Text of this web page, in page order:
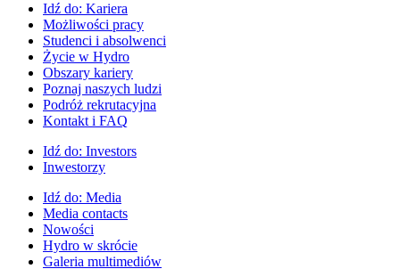
Idź do: Kariera
Możliwości pracy
Studenci i absolwenci
Życie w Hydro
Obszary kariery
Poznaj naszych ludzi
Podróż rekrutacyjna
Kontakt i FAQ
Idź do: Investors
Inwestorzy
Idź do: Media
Media contacts
Nowości
Hydro w skrócie
Galeria multimediów